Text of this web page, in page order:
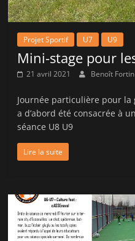
Projet Sportif U7 U9
Mini-stage pour
21 avril 2021 Benoît Fortin
Journée particulière pour la
a d’abord été consacrée à
séance U8 U9
Lire la suite